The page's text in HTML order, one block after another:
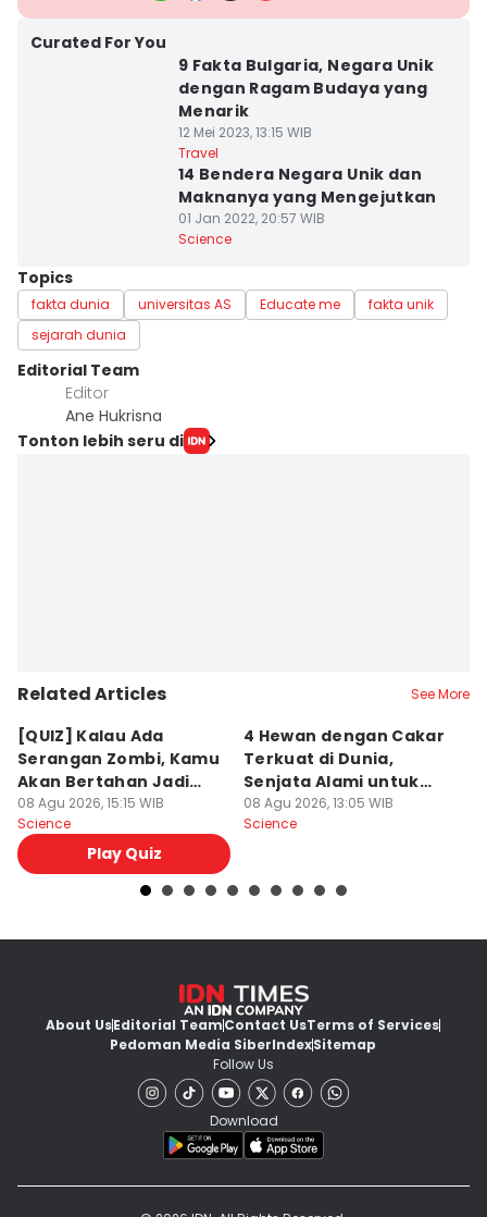
Curated For You
9 Fakta Bulgaria, Negara Unik
dengan Ragam Budaya yang
Menarik
12 Mei 2023, 13:15 WIB
Travel
14 Bendera Negara Unik dan
Maknanya yang Mengejutkan
01 Jan 2022, 20:57 WIB
Science
Topics
fakta dunia universitas AS Educate me
fakta unik
sejarah dunia
Editorial Team
Editor
Ane Hukrisna
Tonton lebih seru di
Related Articles See More
[QUIZ] Kalau Ada
Serangan Zombi, Kamu
Akan Bertahan Jadi
Manusia atau Ikut
Berubah?
08 Agu 2026, 15:15 WIB
Science
Play Quiz
4 Hewan dengan Cakar
Terkuat di Dunia,
Senjata Alami untuk
Berburu!
08 Agu 2026, 13:05 WIB
Science
About UsEditorial TeamContact UsTerms of Services
Pedoman Media SiberIndexSitemap
Follow Us
Download